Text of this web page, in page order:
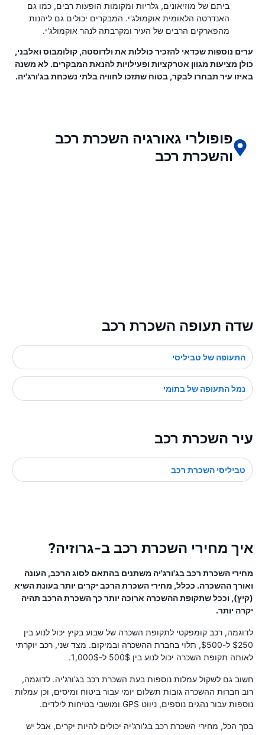
ביתם של מוזיאונים, גלריות ומקומות הופעות רבים, כמו גם
האנדרטה הלאומית אוקמולג'י. המבקרים יכולים גם ליהנות
מהפארקים הרבים של העיר ומקרבתה לנהר אוקמולג'י.
ערים נוספות שכדאי להזכיר כוללות את ולדוסטה, קולומבוס ואלבני,
כולן מציעות מגוון אטרקציות ופעילויות להנאת המבקרים. לא משנה
באיזו עיר תבחרו לבקר, בטוח שתזכו לחוויה בלתי נשכחת בג'ורג'יה.
פופולרי גאורגיה השכרת רכב
והשכרת רכב
שדה תעופה השכרת רכב
התעופה של טביליסי
נמל התעופה של בתומי
עיר השכרת רכב
טביליסי השכרת רכב
איך מחירי השכרת רכב ב-גרוזיה?
מחירי השכרת רכב בג'ורג'יה משתנים בהתאם לסוג הרכב, העונה
ואורך ההשכרה. ככלל, מחירי השכרת הרכב יקרים יותר בעונת השיא
(קיץ), וככל שתקופת ההשכרה ארוכה יותר כך השכרת הרכב תהיה
יקרה יותר.
לדוגמה, רכב קומפקטי לתקופת השכרה של שבוע בקיץ יכול לנוע בין
$250 ל-$500, תלוי בחברת ההשכרה ובמיקום. מצד שני, רכב יוקרתי
לאותה תקופת השכרה יכול לנוע בין 500$ ל-1,000$.
חשוב גם לשקול עמלות נוספות בעת השכרת רכב בג'ורג'יה. לדוגמה,
רוב חברות ההשכרה גובות תשלום יומי עבור ביטוח ומיסים, וכן עמלות
נוספות עבור נהגים נוספים, ניווט GPS ומושבי בטיחות לילדים.
בסך הכל, מחירי השכרת רכב בג'ורג'יה יכולים להיות יקרים, אבל יש